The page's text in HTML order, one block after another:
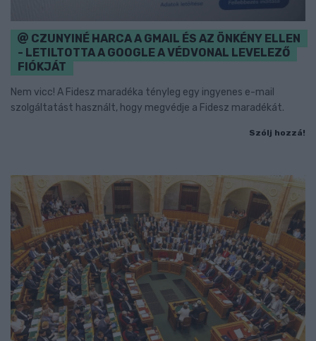
CZUNYINÉ HARCA A GMAIL ÉS AZ ÖNKÉNY ELLEN
- LETILTOTTA A GOOGLE A VÉDVONAL LEVELEZŐ
FIÓKJÁT
Nem vicc! A Fidesz maradéka tényleg egy ingyenes e-mail
szolgáltatást használt, hogy megvédje a Fidesz maradékát.
Szólj hozzá!